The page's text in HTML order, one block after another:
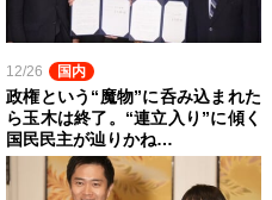
12/26 国内
政権という“魔物”に呑み込まれた
ら玉木は終了。“連立入り”に傾く
国民民主が辿りかね…